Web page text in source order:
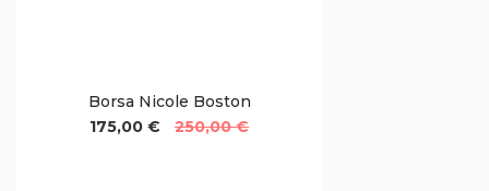
Borsa Nicole Boston
175,00 €
250,00 €